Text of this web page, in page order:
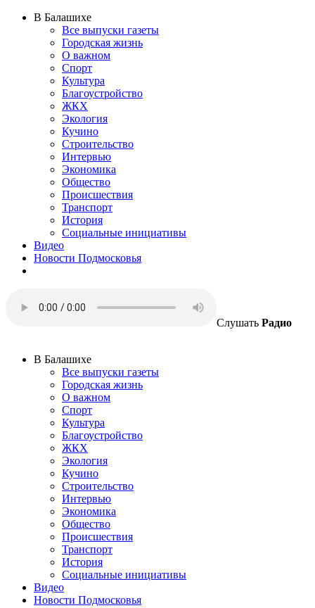
В Балашихе
Все выпуски газеты
Городская жизнь
О важном
Спорт
Культура
Благоустройство
ЖКХ
Экология
Кучино
Строительство
Интервью
Экономика
Общество
Происшествия
Транспорт
История
Социальные инициативы
Видео
Новости Подмосковья
Слушать Радио
В Балашихе
Все выпуски газеты
Городская жизнь
О важном
Спорт
Культура
Благоустройство
ЖКХ
Экология
Кучино
Строительство
Интервью
Экономика
Общество
Происшествия
Транспорт
История
Социальные инициативы
Видео
Новости Подмосковья